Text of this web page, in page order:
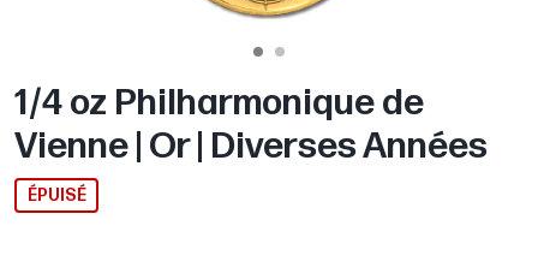
1/4 oz Philharmonique de
Vienne | Or | Diverses Années
ÉPUISÉ